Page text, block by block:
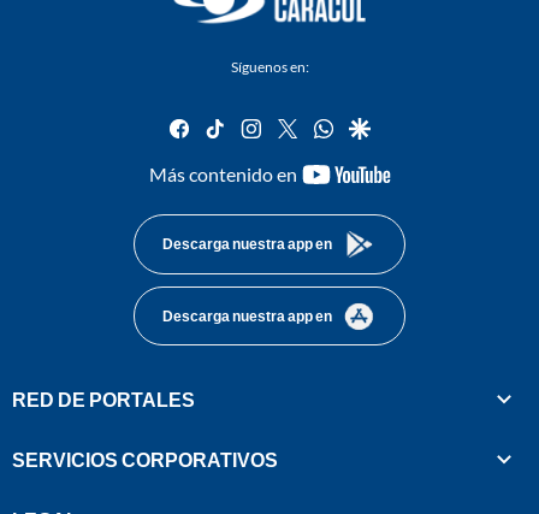
Síguenos en:
facebook
tiktok instagram
twitterwhatsapp
google
Más contenido en
youtube-
Descarga nuestra app en
Descarga nuestra app en
RED DE PORTALES
SERVICIOS CORPORATIVOS